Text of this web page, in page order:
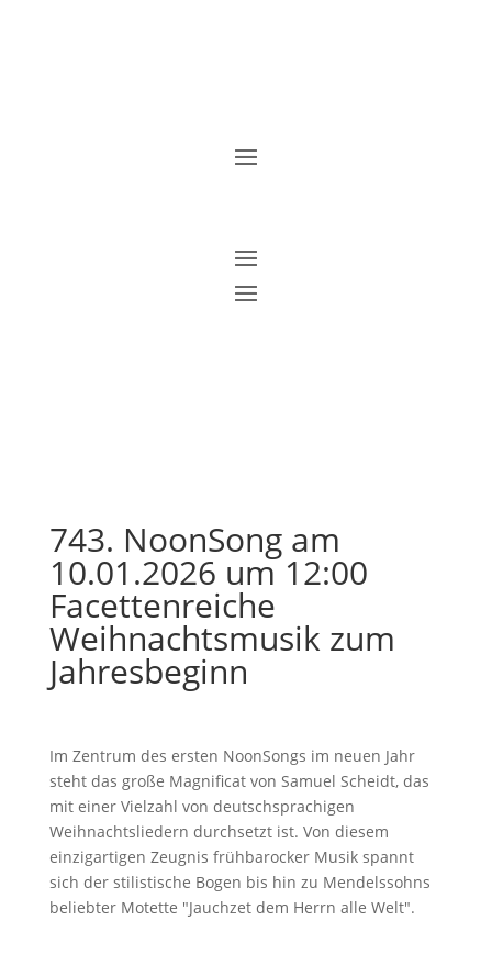
743. NoonSong am
10.01.2026 um 12:00
Facettenreiche
Weihnachtsmusik zum
Jahresbeginn
Im Zentrum des ersten NoonSongs im neuen Jahr
steht das große Magnificat von Samuel Scheidt, das
mit einer Vielzahl von deutschsprachigen
Weihnachtsliedern durchsetzt ist. Von diesem
einzigartigen Zeugnis frühbarocker Musik spannt
sich der stilistische Bogen bis hin zu Mendelssohns
beliebter Motette "Jauchzet dem Herrn alle Welt".